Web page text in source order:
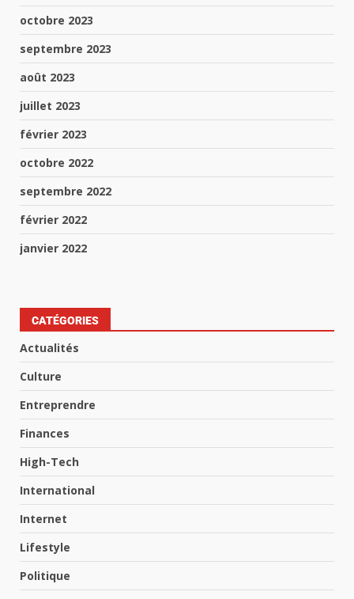
octobre 2023
septembre 2023
août 2023
juillet 2023
février 2023
octobre 2022
septembre 2022
février 2022
janvier 2022
CATÉGORIES
Actualités
Culture
Entreprendre
Finances
High-Tech
International
Internet
Lifestyle
Politique